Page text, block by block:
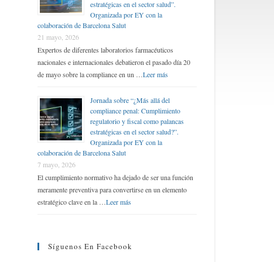
estratégicas en el sector salud”.
Organizada por EY con la
colaboración de Barcelona Salut
21 mayo, 2026
Expertos de diferentes laboratorios farmacéuticos
nacionales e internacionales debatieron el pasado día 20
de mayo sobre la compliance en un …Leer más
Jornada sobre “¿Más allá del
compliance penal: Cumplimiento
regulatorio y fiscal como palancas
estratégicas en el sector salud?”.
Organizada por EY con la
colaboración de Barcelona Salut
7 mayo, 2026
El cumplimiento normativo ha dejado de ser una función
meramente preventiva para convertirse en un elemento
estratégico clave en la …Leer más
Síguenos En Facebook